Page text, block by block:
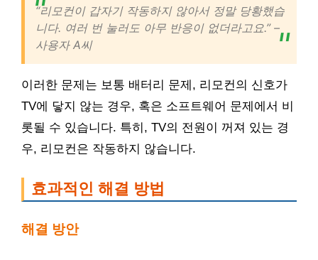
“리모컨이 갑자기 작동하지 않아서 정말 당황했습
니다. 여러 번 눌러도 아무 반응이 없더라고요.” –
사용자 A씨
이러한 문제는 보통 배터리 문제, 리모컨의 신호가
TV에 닿지 않는 경우, 혹은 소프트웨어 문제에서 비
롯될 수 있습니다. 특히, TV의 전원이 꺼져 있는 경
우, 리모컨은 작동하지 않습니다.
효과적인 해결 방법
해결 방안